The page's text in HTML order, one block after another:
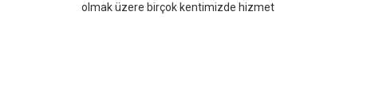
olmak üzere birçok kentimizde hizmet